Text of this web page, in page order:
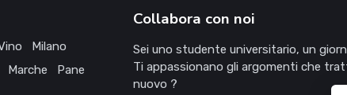
Milano
Marche
Pane
Collabora con noi
Sei uno studente universitario, un
Ti appassionano gli argomenti che
nuovo ?